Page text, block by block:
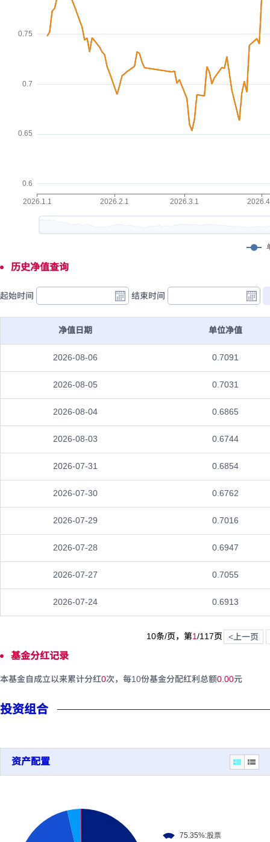
历史净值查询
起始时间 结束时间
净值日期 单位净值
2026-08-06 0.7091
2026-08-05 0.7031
2026-08-04 0.6865
2026-08-03 0.6744
2026-07-31 0.6854
2026-07-30 0.6762
2026-07-29 0.7016
2026-07-28 0.6947
2026-07-27 0.7055
2026-07-24 0.6913
10条/页，第1/117页 <上一页
基金分红记录
本基金自成立以来累计分红0次，每10份基金分配红利总额0.00元
投资组合
资产配置